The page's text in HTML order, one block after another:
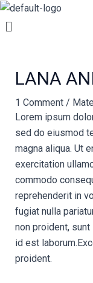
Skip
to
Menu
LANA
1 Comment /
Lorem ipsum
sed do eiusmod
magna aliqua. Ut
exercitation
commodo
reprehenderit in
fugiat nulla
non proident,
id est
proident.
Post
navigation